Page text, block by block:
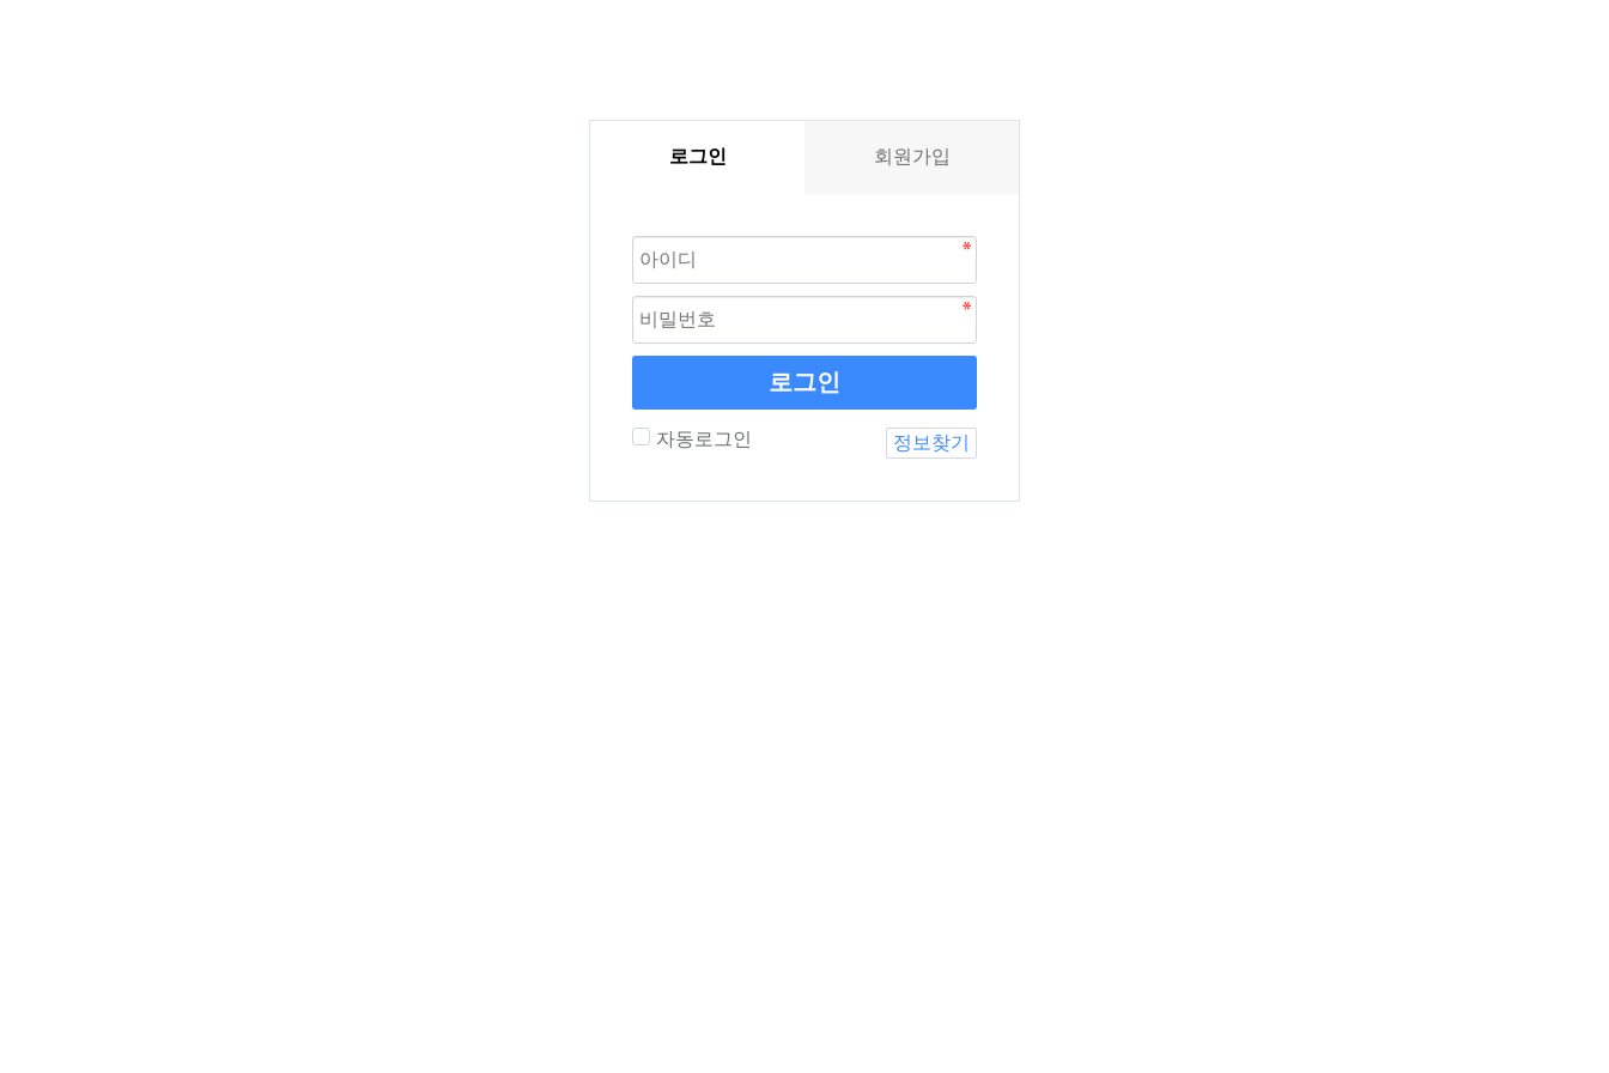
로그인 회원가입
로그인
자동로그인 정보찾기